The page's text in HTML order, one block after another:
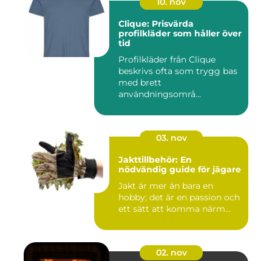
Clique: Prisvärda
profilkläder som håller över
tid
Profilkläder från Clique
beskrivs ofta som trygg bas
med brett
användningsområ...
03. nov
Jakttillbehör: En
nödvändig guide för jägare
Jakt är mer än bara en
hobby; det är en passion och
ett sätt att komma närm...
02. nov